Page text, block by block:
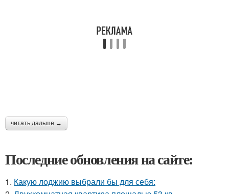
читать дальше →
Последние обновления на сайте:
1. Какую лоджию выбрали бы для себя: